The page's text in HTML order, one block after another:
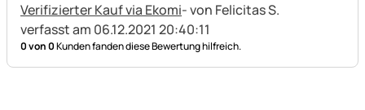
Verifizierter Kauf via Ekomi- von Felicitas S.
verfasst am 06.12.2021 20:40:11
0 von 0Kunden fanden diese Bewertung hilfreich.